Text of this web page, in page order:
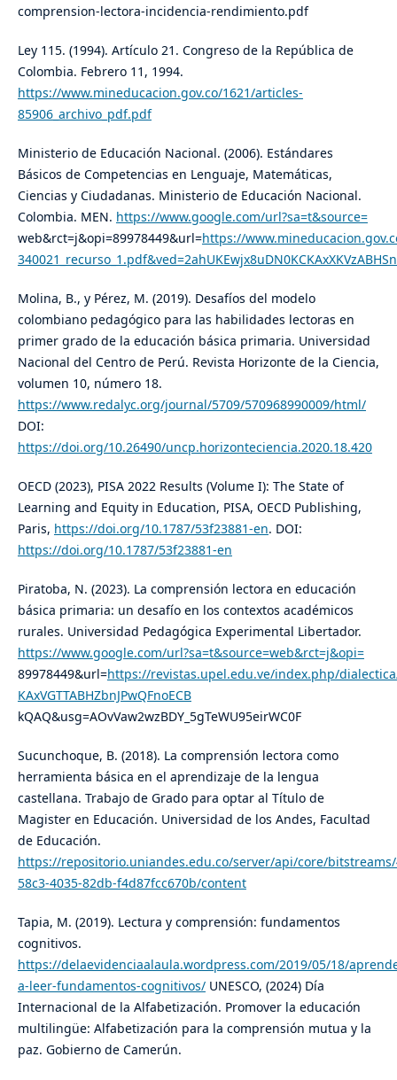
comprension-lectora-incidencia-rendimiento.pdf
Ley 115. (1994). Artículo 21. Congreso de la República de
Colombia. Febrero 11, 1994.
https://www.mineducacion.gov.co/1621/articles-
85906_archivo_pdf.pdf
Ministerio de Educación Nacional. (2006). Estándares
Básicos de Competencias en Lenguaje, Matemáticas,
Ciencias y Ciudadanas. Ministerio de Educación Nacional.
Colombia. MEN. https://www.google.com/url?sa=t&source=
web&rct=j&opi=89978449&url=https://
Molina, B., y Pérez, M. (2019). Desafíos del modelo
colombiano pedagógico para las habilidades lectoras en
primer grado de la educación básica primaria. Universidad
Nacional del Centro de Perú. Revista Horizonte de la Ciencia,
volumen 10, número 18.
https://www.redalyc.org/journal/5709/570968990009/html/
DOI:
https://doi.org/10.26490/uncp.horizonteciencia.2020.18.420
OECD (2023), PISA 2022 Results (Volume I): The State of
Learning and Equity in Education, PISA, OECD Publishing,
Paris, https://doi.org/10.1787/53f23881-en. DOI:
https://doi.org/10.1787/53f23881-en
Piratoba, N. (2023). La comprensión lectora en educación
básica primaria: un desafío en los contextos académicos
rurales. Universidad Pedagógica Experimental Libertador.
https://www.google.com/url?sa=t&source=web&rct=j&opi=
89978449&url=https://revistas.upel.edu.ve/index.php/
KAxVGTTABHZbnJPwQFnoECB
kQAQ&usg=AOvVaw2wzBDY_5gTeWU95eirWC0F
Sucunchoque, B. (2018). La comprensión lectora como
herramienta básica en el aprendizaje de la lengua
castellana. Trabajo de Grado para optar al Título de
Magister en Educación. Universidad de los Andes, Facultad
de Educación.
https://repositorio.uniandes.edu.co/server/api/core/
58c3-4035-82db-f4d87fcc670b/content
Tapia, M. (2019). Lectura y comprensión: fundamentos
cognitivos.
https://delaevidenciaalaula.wordpress.com/2019/05/18/
a-leer-fundamentos-cognitivos/UNESCO, (2024) Día
Internacional de la Alfabetización. Promover la educación
multilingüe: Alfabetización para la comprensión mutua y la
paz. Gobierno de Camerún.